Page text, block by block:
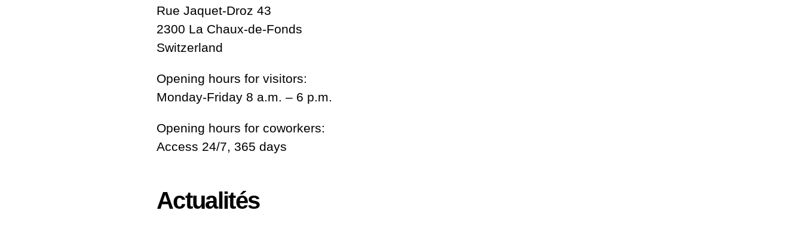
Rue Jaquet-Droz 43
2300 La Chaux-de-Fonds
Switzerland
Opening hours for visitors:
Monday-Friday 8 a.m. – 6 p.m.
Opening hours for coworkers:
Access 24/7, 365 days
Actualités